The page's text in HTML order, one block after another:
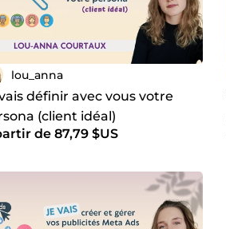
lou_anna
définir avec vous votre
(client idéal)
de 87,79 $US